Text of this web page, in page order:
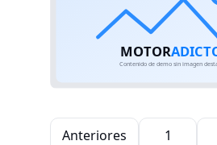
Paginación de
Anteriores 1